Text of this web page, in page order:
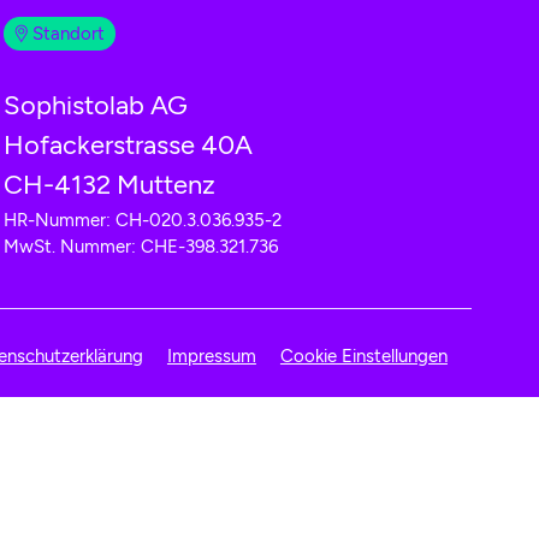
Standort
Sophistolab AG
Hofackerstrasse 40A
CH-4132 Muttenz
HR-Nummer: CH-020.3.036.935-2
MwSt. Nummer: CHE-398.321.736
Impressum Cookie Einstellungen